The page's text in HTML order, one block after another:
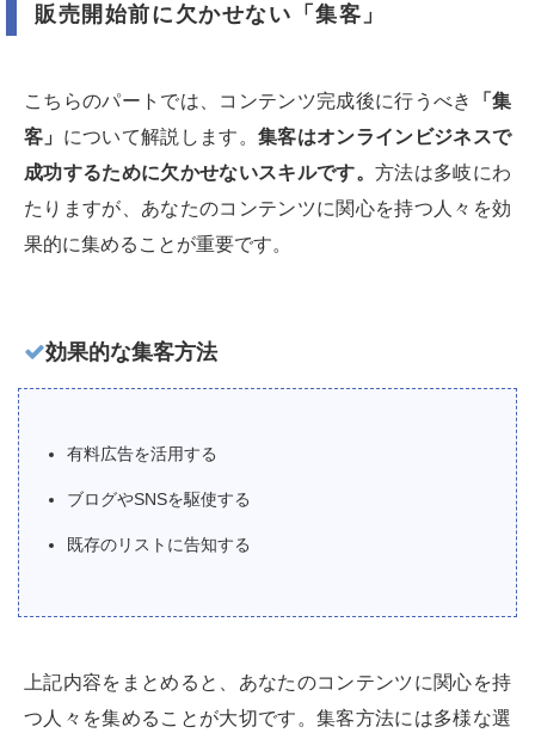
販売開始前に欠かせない「集客」
こちらのパートでは、コンテンツ完成後に行うべき
「集
客」 について解説します。集客はオンラインビジネスで
成功するために欠かせないスキルです。 方法は多岐にわ
たりますが、あなたのコンテンツに関心を持つ人々を効
果的に集めることが重要です。
効果的な集客方法
有料広告を活用する
ブログやSNSを駆使する
既存のリストに告知する
上記内容をまとめると、あなたのコンテンツに関心を持
つ人々を集めることが大切です。集客方法には多様な選